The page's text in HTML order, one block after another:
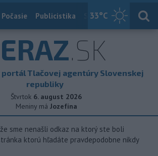
33°C
Počasie Publicistika Slovensko
.SK
portál Tlačovej agentúry Slovenskej
republiky
Štvrtok 6. august 2026
Meniny má Jozefína
sme nenašli odkaz na ktorý ste boli
ktorú hľadáte pravdepodobne nikdy